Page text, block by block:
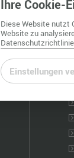
Ihre Cookie-
DieseWebsite nutzt
Websitezu
Einstellungen